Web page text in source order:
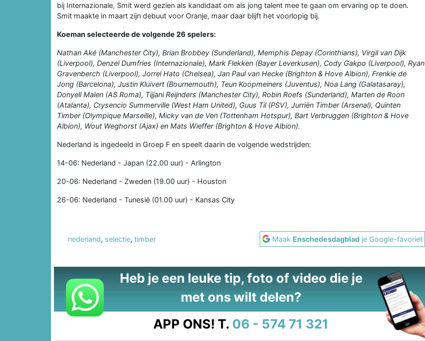
bij Internazionale, Smit werd gezien als kandidaat om als jong talent mee te gaan om ervaring op te doen.
Smit maakte in maart zijn debuut voor Oranje, maar daar blijft het voorlopig bij.
Koeman selecteerde de volgende 26 spelers:
Nathan Aké (Manchester City), Brian Brobbey (Sunderland), Memphis Depay (Corinthians), Virgil van Dijk
(Liverpool), Denzel Dumfries (Internazionale), Mark Flekken (Bayer Leverkusen), Cody Gakpo (Liverpool), Ryan
Gravenberch (Liverpool), Jorrel Hato (Chelsea), Jan Paul van Hecke (Brighton & Hove Albion), Frenkie de
Jong (Barcelona), Justin Kluivert (Bournemouth), Teun Koopmeiners (Juventus), Noa Lang (Galatasaray),
Donyell Malen (AS Roma), Tijjani Reijnders (Manchester City), Robin Roefs (Sunderland), Marten de Roon
(Atalanta), Crysencio Summerville (West Ham United), Guus Til (PSV), Jurriën Timber (Arsenal), Quinten
Timber (Olympique Marseille), Micky van de Ven (Tottenham Hotspur), Bart Verbruggen (Brighton & Hove
Albion), Wout Weghorst (Ajax) en Mats Wieffer (Brighton & Hove Albion).
Nederland is ingedeeld in Groep F en speelt daarin de volgende wedstrijden:
14-06: Nederland - Japan (22.00 uur) - Arlington
20-06: Nederland - Zweden (19.00 uur) - Houston
26-06: Nederland - Tunesië (01.00 uur) - Kansas City
nederland, selectie, timber Maak Enschedesdagblad je Google-favoriet
Heb je een leuke tip, foto of video die je
met ons wilt delen?
APP ONS! T. 06 - 574 71 321